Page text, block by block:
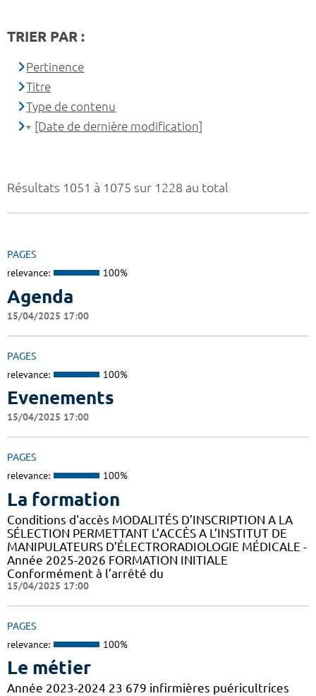
Résultats 1051 à 1075 sur 1228 au total
PAGES
relevance: 100%
Agenda
15/04/2025 17:00
PAGES
relevance: 100%
Evenements
15/04/2025 17:00
PAGES
relevance: 100%
La formation
Conditions d'accès MODALITÉS D’INSCRIPTION A LA
SÉLECTION PERMETTANT L’ACCÈS A L’INSTITUT DE
MANIPULATEURS D’ÉLECTRORADIOLOGIE MÉDICALE -
Année 2025-2026 FORMATION INITIALE
Conformément à l’arrêté du
15/04/2025 17:00
PAGES
relevance: 100%
Le métier
Année 2023-2024 23 679 infirmières puéricultrices
TRIER PAR :
Pertinence
Titre
Type de contenu
[Date de dernière modification]